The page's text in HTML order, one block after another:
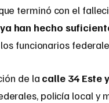
terminó con el
han hecho
funcionarios
de la calle 34 Este
policía local y